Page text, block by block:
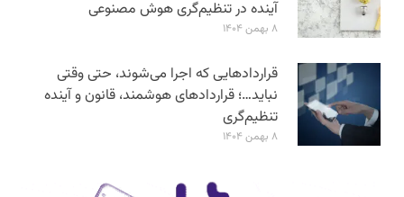
آینده در تنظیم‌گری هوش مصنوعی
۸ بهمن ۱۴۰۴
قراردادهایی که اجرا می‌شوند، حتی وقتی
نباید…؛ قراردادهای هوشمند، قانون و آینده
تنظیم‌گری
۸ بهمن ۱۴۰۴